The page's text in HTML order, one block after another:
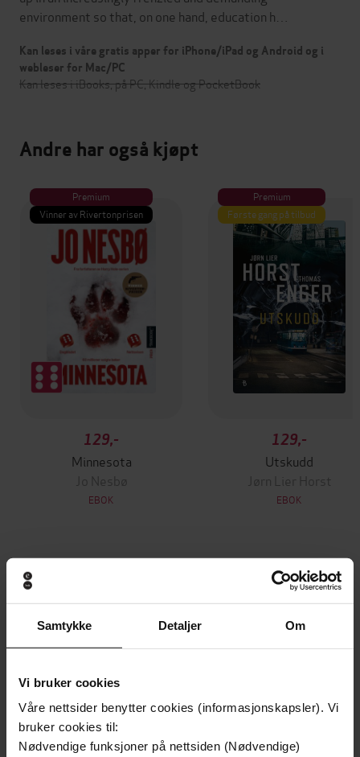
Samtykke Detaljer Om
Vi bruker cookies
Våre nettsider benytter cookies (informasjonskapsler). Vi
bruker cookies til:
Nødvendige funksjoner på nettsiden (Nødvendige)
environment so that, on one hand, education h…
Kan leses i våre gratis apper for iPhone/iPad og Android og i
webleser for Mac/PC
Kan leses i iBooks, på PC, Kindle og PocketBook
Andre har også kjøpt
Premium
Vinner av Rivertonprisen
129,-
Minnesota
Jo Nesbø
EBOK
Premium
Første gang på tilbud
129,-
Utskudd
Jørn Lier Horst
EBOK
Undertittel
Rescuing Children's Innate Desire to
Learn
Catherine L'Ecuyer
Utgitt 26.09.2019
Sjanger